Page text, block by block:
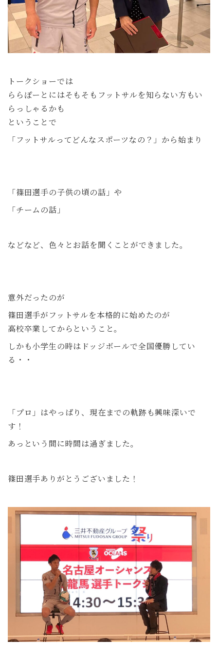
トークショーでは
ららぽーとにはそもそもフットサルを知らない方もい
らっしゃるかも
ということで
「フットサルってどんなスポーツなの？」から始まり
「篠田選手の子供の頃の話」や
「チームの話」
などなど、色々とお話を聞くことができました。
意外だったのが
篠田選手がフットサルを本格的に始めたのが
高校卒業してからということ。
しかも小学生の時はドッジボールで全国優勝してい
る・・
「プロ」はやっぱり、現在までの軌跡も興味深いで
す！
あっという間に時間は過ぎました。
篠田選手ありがとうございました！